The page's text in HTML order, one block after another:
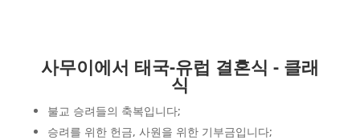
사무이에서 태국-유럽 결혼식 - 클래
식
불교 승려들의 축복입니다;
승려를 위한 헌금, 사원을 위한 기부금입니다;